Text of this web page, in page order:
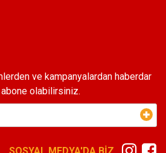
ve kampanyalardan haberdar
olabilirsiniz.